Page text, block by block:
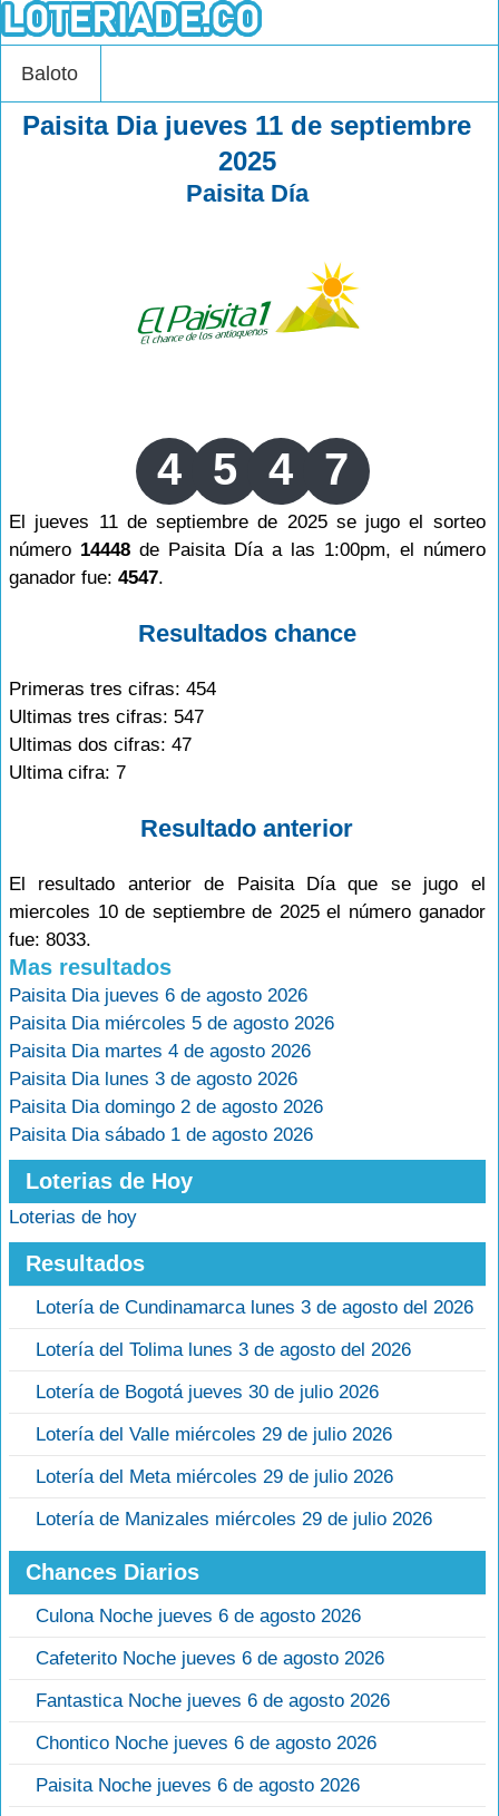
Baloto
Paisita Dia jueves 11 de septiembre
2025
Paisita Día
4 5 4 7
El jueves 11 de septiembre de 2025 se jugo el sorteo
número 14448de Paisita Día a las 1:00pm, el número
ganador fue: 4547.
Resultados chance
Primeras tres cifras: 454
Ultimas tres cifras: 547
Ultimas dos cifras: 47
Ultima cifra: 7
Resultado anterior
El resultado anterior de Paisita Día que se jugo el
miercoles 10 de septiembre de 2025 el número ganador
fue: 8033.
Mas resultados
Paisita Dia jueves 6 de agosto 2026
Paisita Dia miércoles 5 de agosto 2026
Paisita Dia martes 4 de agosto 2026
Paisita Dia lunes 3 de agosto 2026
Paisita Dia domingo 2 de agosto 2026
Paisita Dia sábado 1 de agosto 2026
Loterias de Hoy
Loterias de hoy
Resultados
Lotería de Cundinamarca lunes 3 de agosto del 2026
Lotería del Tolima lunes 3 de agosto del 2026
Lotería de Bogotá jueves 30 de julio 2026
Lotería del Valle miércoles 29 de julio 2026
Lotería del Meta miércoles 29 de julio 2026
Lotería de Manizales miércoles 29 de julio 2026
Chances Diarios
Culona Noche jueves 6 de agosto 2026
Cafeterito Noche jueves 6 de agosto 2026
Fantastica Noche jueves 6 de agosto 2026
Chontico Noche jueves 6 de agosto 2026
Paisita Noche jueves 6 de agosto 2026